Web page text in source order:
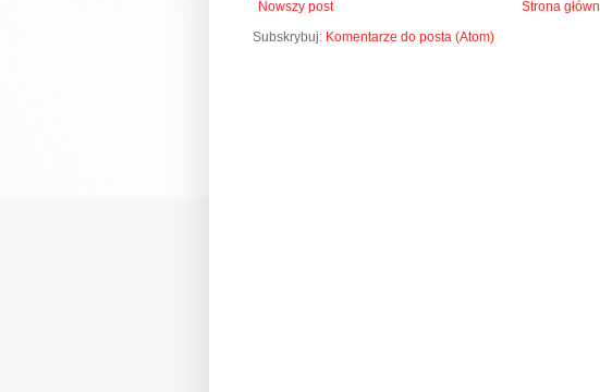
Nowszy post
Strona
Subskrybuj: Komentarze do posta (Atom)